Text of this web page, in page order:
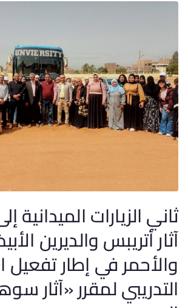
ثاني الزيارات
آثار أتريبس والديرين
والأحمر في إطار تفعيل
التدريبي لمقرر «آثار